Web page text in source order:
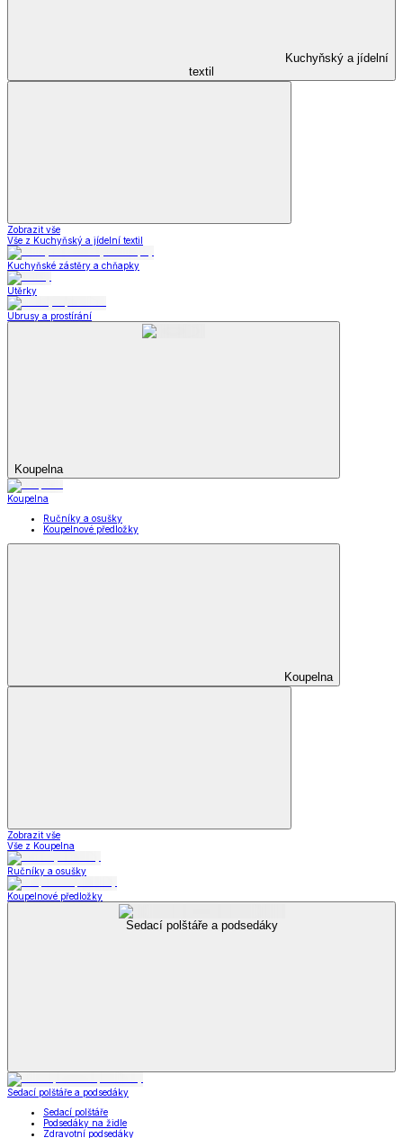
Kuchyňský a jídelní
textil
Zobrazit vše
Vše z Kuchyňský a jídelní textil
Kuchyňské zástěry a chňapky
Utěrky
Ubrusy a prostírání
Koupelna
Koupelna
Ručníky a osušky
Koupelnové předložky
Koupelna
Zobrazit vše
Vše z Koupelna
Ručníky a osušky
Koupelnové předložky
Sedací polštáře a podsedáky
Sedací polštáře a podsedáky
Sedací polštáře
Podsedáky na židle
Zdravotní podsedáky